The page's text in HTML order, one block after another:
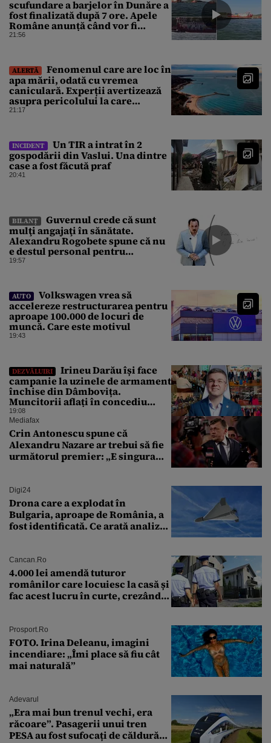
scufundare a barjelor în Dunăre a
fost finalizată după 7 ore. Apele
Române anunță când vor fi
simțite efectele
21:56
ALERTĂ
Fenomenul care are loc în
apa mării, odată cu vremea
caniculară. Experții avertizează
asupra pericolului la care
oamenii pot fi expuși
21:17
INCIDENT
Un TIR a intrat în 2
gospodării din Vaslui. Una dintre
case a fost făcută praf
20:41
BILANȚ
Guvernul crede că sunt
mulţi angajaţi în sănătate.
Alexandru Rogobete spune că nu
e destul personal pentru
combaterea infecţiilor
19:57
AUTO
Volkswagen vrea să
accelereze restructurarea pentru
aproape 100.000 de locuri de
muncă. Care este motivul
19:43
DEZVĂLUIRI
Irineu Darău își face
campanie la uzinele de armament
închise din Dâmbovița.
Muncitorii aflați în concediu
forțat din cauza lipsei comenzilor
au fost chemați de acasă pentru a
da mâna cu Ministrul Economiei
19:08
Mediafax
Crin Antonescu spune că
Alexandru Nazare ar trebui să fie
următorul premier: „E singura
Digi24
Drona care a explodat în
Bulgaria, aproape de România, a
fost identificată. Ce arată analiza
Cancan.ro
4.000 lei amendă tuturor
românilor care locuiesc la casă și
fac acest lucru în curte, crezând
Prosport.ro
FOTO. Irina Deleanu, imagini
incendiare: „Îmi place să fiu cât
mai naturală”
Adevarul
„Era mai bun trenul vechi, era
răcoare”. Pasagerii unui tren
PESA au fost sufocați de căldură